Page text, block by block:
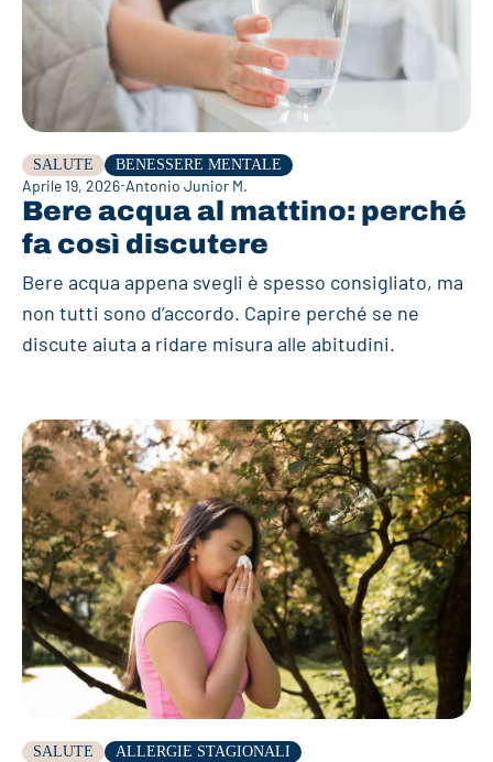
SALUTE BENESSERE MENTALE
Aprile 19, 2026 Antonio Junior M.
Bere acqua al mattino: perché
fa così discutere
Bere acqua appena svegli è spesso consigliato, ma
non tutti sono d’accordo. Capire perché se ne
discute aiuta a ridare misura alle abitudini.
SALUTE ALLERGIE STAGIONALI